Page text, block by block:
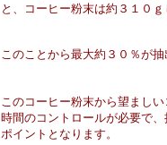
と、コーヒー粉末は約３１０
このことから最大約３０％が
このコーヒー粉末から望まし
時間のコントロールが必要で
ポイントとなります。